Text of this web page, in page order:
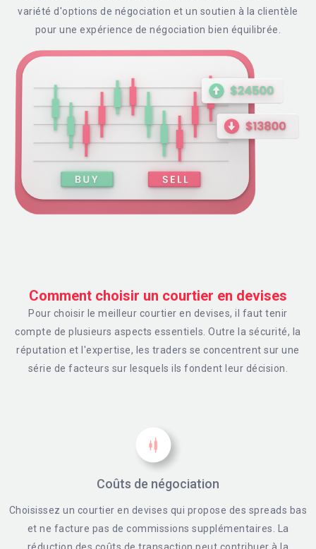
variété d'options de négociation et un soutien à la clientèle
pour une expérience de négociation bien équilibrée.
Comment choisir un courtier en devises
Pour choisir le meilleur courtier en devises, il faut tenir
compte de plusieurs aspects essentiels. Outre la sécurité, la
réputation et l'expertise, les traders se concentrent sur une
série de facteurs sur lesquels ils fondent leur décision.
Coûts de négociation
Choisissez un courtier en devises qui propose des spreads bas
et ne facture pas de commissions supplémentaires. La